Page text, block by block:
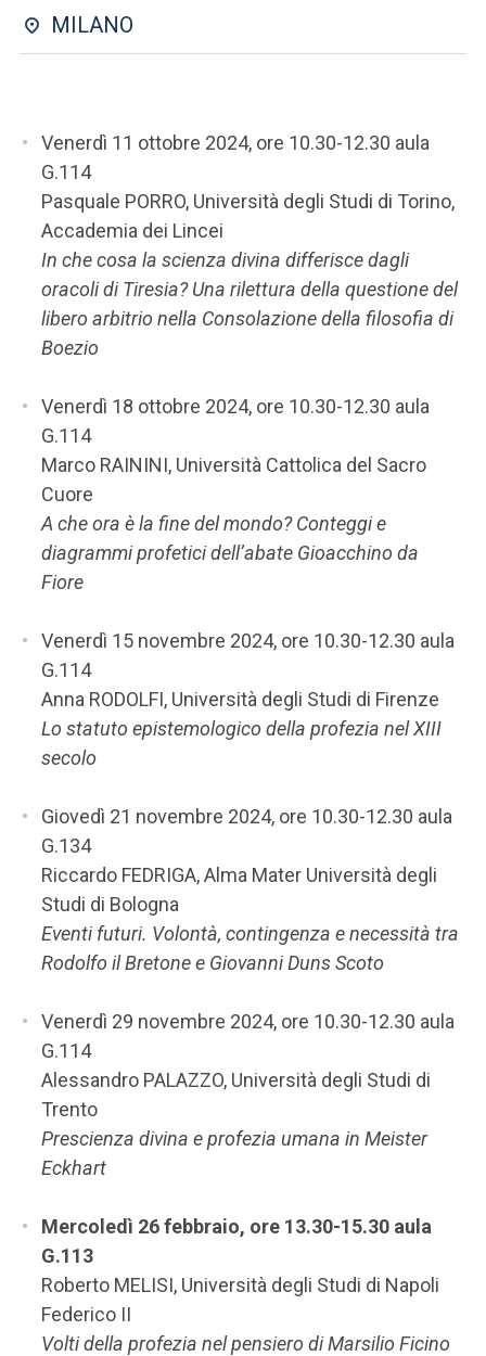
SEI UN DOCENTE O UN MEMBRO DELLO STAFF
MILANO
Venerdì 11 ottobre 2024, ore 10.30-12.30 aula
G.114
Pasquale PORRO, Università degli Studi di Torino,
Accademia dei Lincei
In che cosa la scienza divina differisce dagli
oracoli di Tiresia? Una rilettura della questione del
libero arbitrio nella Consolazione della filosofia di
Boezio
Venerdì 18 ottobre 2024, ore 10.30-12.30 aula
G.114
Marco RAININI, Università Cattolica del Sacro
Cuore
A che ora è la fine del mondo? Conteggi e
diagrammi profetici dell’abate Gioacchino da
Fiore
Venerdì 15 novembre 2024, ore 10.30-12.30 aula
G.114
Anna RODOLFI, Università degli Studi di Firenze
Lo statuto epistemologico della profezia nel XIII
secolo
Giovedì 21 novembre 2024, ore 10.30-12.30 aula
G.134
Riccardo FEDRIGA, Alma Mater Università degli
Studi di Bologna
Eventi futuri. Volontà, contingenza e necessità tra
Rodolfo il Bretone e Giovanni Duns Scoto
Venerdì 29 novembre 2024, ore 10.30-12.30 aula
G.114
Alessandro PALAZZO, Università degli Studi di
Trento
Prescienza divina e profezia umana in Meister
Eckhart
Mercoledì 26 febbraio, ore 13.30-15.30 aula
G.113
Roberto MELISI, Università degli Studi di Napoli
Federico II
Volti della profezia nel pensiero di Marsilio Ficino